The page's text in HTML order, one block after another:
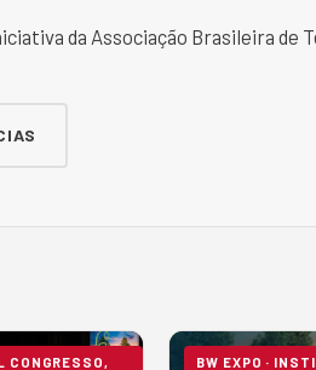
da Associação Brasileira de
CONGRESSO,
BW EXPO ·